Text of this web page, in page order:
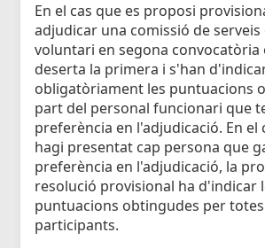
En el cas que es proposi
adjudicar una comissió de
voluntari en segona convocatòria
deserta la primera i s'han
obligatòriament les puntuacions
part del personal funcionari que
preferència en l'adjudicació. En el
hagi presentat cap persona que
preferència en l'adjudicació, la
resolució provisional ha d'indicar
puntuacions obtingudes per
participants.